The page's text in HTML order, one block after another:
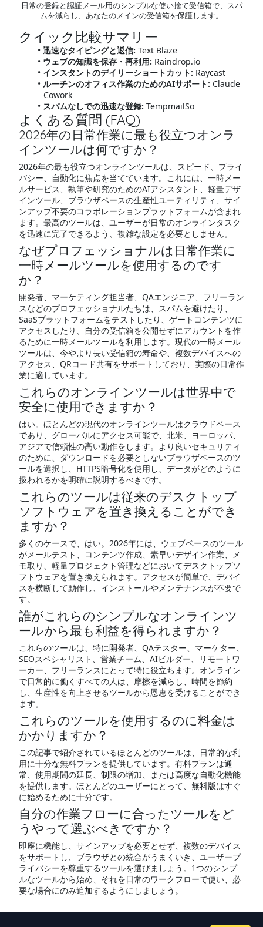
日常の登録と認証メール用のシンプルな使い捨て受信箱で、スパ
ムを減らし、あなたのメインの受信箱を保護します。
クイック比較サマリー
迅速なタイピングと返信: Text Blaze
ウェブの知識を保存・再利用: Raindrop.io
インスタントのデイリーショートカット: Raycast
ルーチンのオフィス作業のためのAIサポート: Claude
Cowork
スパムなしでの迅速な登録: TempmailSo
よくある質問 (FAQ)
2026年の日常作業に最も役立つオンラ
インツールは何ですか？
2026年の最も役立つオンラインツールは、スピード、プライ
バシー、自動化に焦点を当てています。これには、一時メー
ルサービス、執筆や研究のためのAIアシスタント、軽量デザ
インツール、ブラウザベースの生産性ユーティリティ、サイ
ンアップ不要のコラボレーションプラットフォームが含まれ
ます。最高のツールは、ユーザーが日常のオンラインタスク
を迅速に完了できるよう、複雑な設定を必要としません。
なぜプロフェッショナルは日常作業に
一時メールツールを使用するのです
か？
開発者、マーケティング担当者、QAエンジニア、フリーラン
スなどのプロフェッショナルたちは、スパムを避けたり、
SaaSプラットフォームをテストしたり、ゲートコンテンツに
アクセスしたり、自分の受信箱を公開せずにアカウントを作
るために一時メールツールを利用します。現代の一時メール
ツールは、今やより長い受信箱の寿命や、複数デバイスへの
アクセス、QRコード共有をサポートしており、実際の日常作
業に適しています。
これらのオンラインツールは世界中で
安全に使用できますか？
はい。ほとんどの現代のオンラインツールはクラウドベース
であり、グローバルにアクセス可能で、北米、ヨーロッパ、
アジアで信頼性の高い動作をします。より良いセキュリティ
のために、ダウンロードを必要としないブラウザベースのツ
ールを選択し、HTTPS暗号化を使用し、データがどのように
扱われるかを明確に説明するべきです。
これらのツールは従来のデスクトップ
ソフトウェアを置き換えることができ
ますか？
多くのケースで、はい。2026年には、ウェブベースのツール
がメールテスト、コンテンツ作成、素早いデザイン作業、メ
モ取り、軽量プロジェクト管理などにおいてデスクトップソ
フトウェアを置き換えられます。アクセスが簡単で、デバイ
スを横断して動作し、インストールやメンテナンスが不要で
す。
誰がこれらのシンプルなオンラインツ
ールから最も利益を得られますか？
これらのツールは、特に開発者、QAテスター、マーケター、
SEOスペシャリスト、営業チーム、AIビルダー、リモートワ
ーカー、フリーランスにとって特に役立ちます。オンライン
で日常的に働くすべての人は、摩擦を減らし、時間を節約
し、生産性を向上させるツールから恩恵を受けることができ
ます。
これらのツールを使用するのに料金は
かかりますか？
この記事で紹介されているほとんどのツールは、日常的な利
用に十分な無料プランを提供しています。有料プランは通
常、使用期間の延長、制限の増加、または高度な自動化機能
を提供します。ほとんどのユーザーにとって、無料版はすぐ
に始めるために十分です。
自分の作業フローに合ったツールをど
うやって選ぶべきですか？
即座に機能し、サインアップを必要とせず、複数のデバイス
をサポートし、ブラウザとの統合がうまくいき、ユーザープ
ライバシーを尊重するツールを選びましょう。1つのシンプ
ルなツールから始め、それを日常のワークフローで使い、必
要な場合にのみ追加するようにしましょう。